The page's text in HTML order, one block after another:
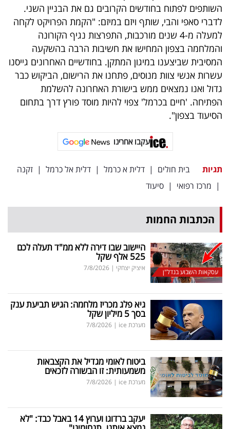
השותפים לפתוח בחודשים הקרובים גם את הבניין השני.
לדברי סאפי והבי, שותף ויזם במיזם: "הקמת הפרויקט לקחה
למעלה מ-4 שנים מורכבות, התפרצות נגיף הקורונה
והמלחמה בצפון המחישו את חשיבות הרבה בהשקעה
המסיבית שביצענו במיגון המתקן. בחודשיים האחרונים גייסנו
עשרות אנשי צוות מנוסים, פתחנו את הרישום, הביקוש כבר
גדול ואנו נמצאים ממש בישורת האחרונה להשלמת
הפתיחה. 'חיים בכרמל' צפוי להיות מוסד פורץ דרך בתחום
הסיעוד בצפון".
עקבו אחרינו
תגיות בית חולים | דלית א כרמל | דלית אל כרמל | זקנה
| מרכז רפואי | סיעוד
הכתבות החמות
עסקאות השבוע בנדל"ן
היישוב שבו דירה ללא ממ"ד תעלה לכם
525 אלף שקל
איציק יצחקי |
7/8/2026
גיא פלג מכריז מלחמה: הגיש תביעת ענק
בסך 5 מיליון שקל
מערכת ice |
7/8/2026
ביטוח לאומי מגדיל את הקצבאות
משמעותית: זו הבשורה לזכאים
מערכת ice |
7/8/2026
יעקב ברדוגו וערוץ 14 באבל כבד: "לא